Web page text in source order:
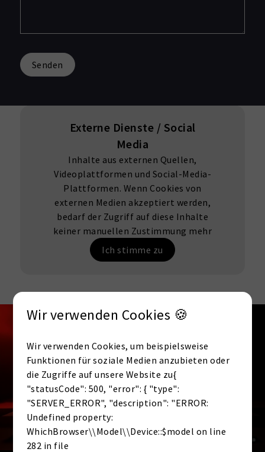
Senden
Externe Dienste / Social
Media
Inhalte aus externen Quellen,
Videoplattformen und Social-Media-
Plattformen. Wenn Cookies von
externen Medien akzeptiert werden,
bedarf der Zugriff auf diese Inhalte
keiner manuellen Zustimmung mehr
Ich stimme zu
KONTAKT
Immobilie? Jetzt
unverbindlich anfragen.
Anrede
Wir verwenden Cookies 🍪
Wir verwenden Cookies, um beispielsweise
Funktionen für soziale Medien anzubieten oder
die Zugriffe auf unsere Website zu{
"statusCode": 500, "error": { "type":
"SERVER_ERROR", "description": "ERROR:
Undefined property:
WhichBrowser\\Model\\Device::$model on line
282 in file